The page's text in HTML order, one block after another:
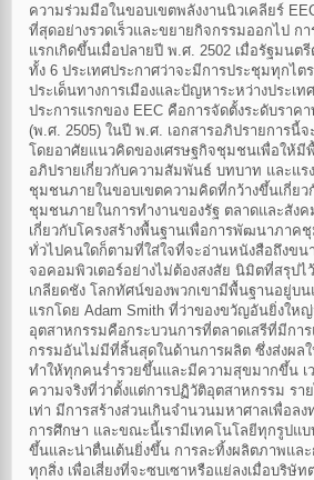
ความร่วมมือในขอบเขตพลังงานนิวเคลียร์
ที่สุดอย่างรวดเร็วและขยายกิจกรรมออกไป ก
แรกเกิดขึ้นเมื่อปลายปี พ.ศ. 2502 เมื่อรัฐมนต
ทั้ง 6 ประเทศประกาศว่าจะมีการประชุมทุกไต
ประเด็นทางการเมืองและปัญหาระหว่างประเ
ประการแรกของ EEC คือการจัดตั้งระดับราค
(พ.ศ. 2505) ในปี พ.ศ. เอกสารอภิปรายการนี้
โดยอาศัยแนวคิดของเศรษฐกิจชุมชนเพื่อให้
อภิปรายเกี่ยวกับความสัมพันธ์ บทบาท และแร
ชุมชนภายในขอบเขตความคิดที่กว้างขึ้นเกี่ยว
ชุมชนภายในการทำงานของรัฐ ตลาดและสังค
เกี่ยวกับโครงสร้างพื้นฐานเพื่อการพัฒนาภาค
ทั่วไปคนใดก็ตามที่ใส่ใจที่จะอ่านหนังสือถึงขน
จอคอมพิวเตอร์อย่างไม่ต้องสงสัย นิมิตที่สรุปไ
เกลียดชัง โลกทัศน์ของพวกเขามีพื้นฐานอยู่
แรกโดย Adam Smith ที่ว่าของขวัญอันยิ่งให
อุตสาหกรรมคือกระบวนการที่ตลาดเสรีที่มีกา
กรรมอันไม่มีที่สิ้นสุดในด้านการผลิต ซึ่งส่งผล
ทำให้ทุกคนร่ำรวยขึ้นและมีความสุขมากขึ้น เ
ความจริงที่ว่าตั้งแต่การปฏิวัติอุตสาหกรรม รา
เท่า มีการสร้างส่วนเกินจำนวนมหาศาลเพื่อล
การศึกษา และขณะนี้เรามีเทคโนโลยีทุกรูปแบ
ขึ้นและน่าตื่นเต้นยิ่งขึ้น การละทิ้งผลิตภาพและ
ทุกสิ่ง เพื่อเสี่ยงที่จะซบเซาหรือแย่ลงเมื่อบริษั